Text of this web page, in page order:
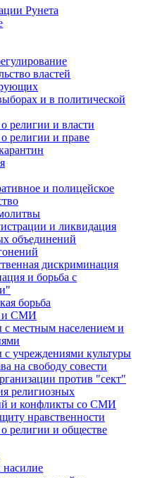
Рунета
властей
и в политической
религии и власти
религии и праве
и полицейское
и ликвидация
объединений
дискриминация
и борьба с
борьба
и СМИ
местным населением и
учреждениями культуры
на свободу совести
против "сект"
религиозных
и конфликты со СМИ
нравственности
религии и обществе
насилие